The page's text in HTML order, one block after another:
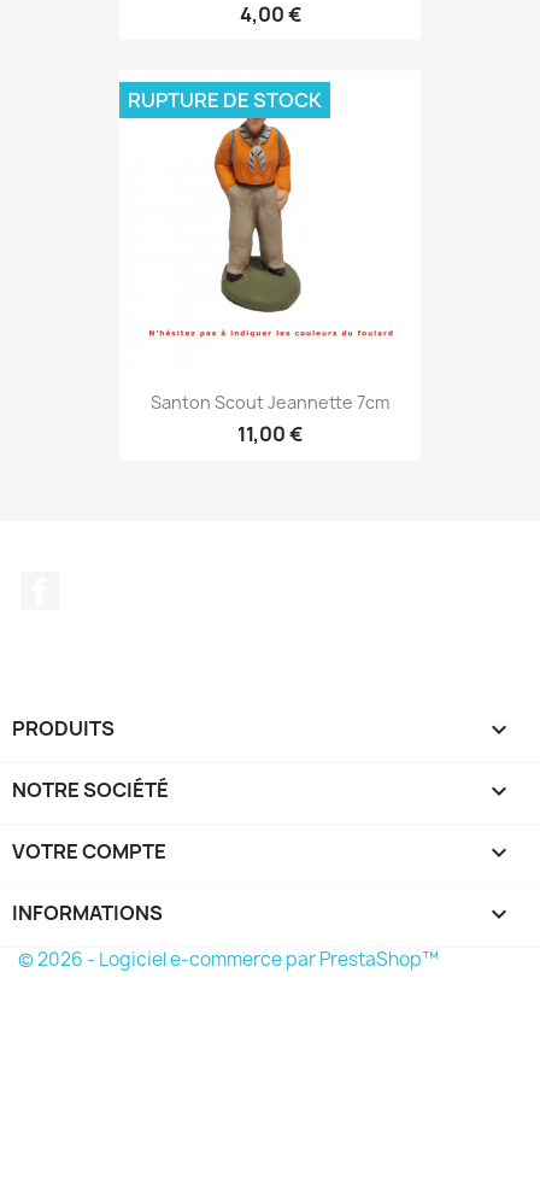
4,00 €
Santon Scout Jeannette 7cm
11,00 €
RUPTURE DE STOCK
PRODUITS 
NOTRE SOCIÉTÉ 
VOTRE COMPTE 
INFORMATIONS keyboard_arrow_down
© 2026 - Logiciel e-commerce par PrestaShop™